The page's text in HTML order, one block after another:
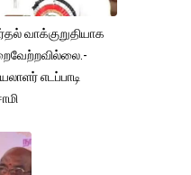
வாக்குறுதியாக
எடப்பாடி